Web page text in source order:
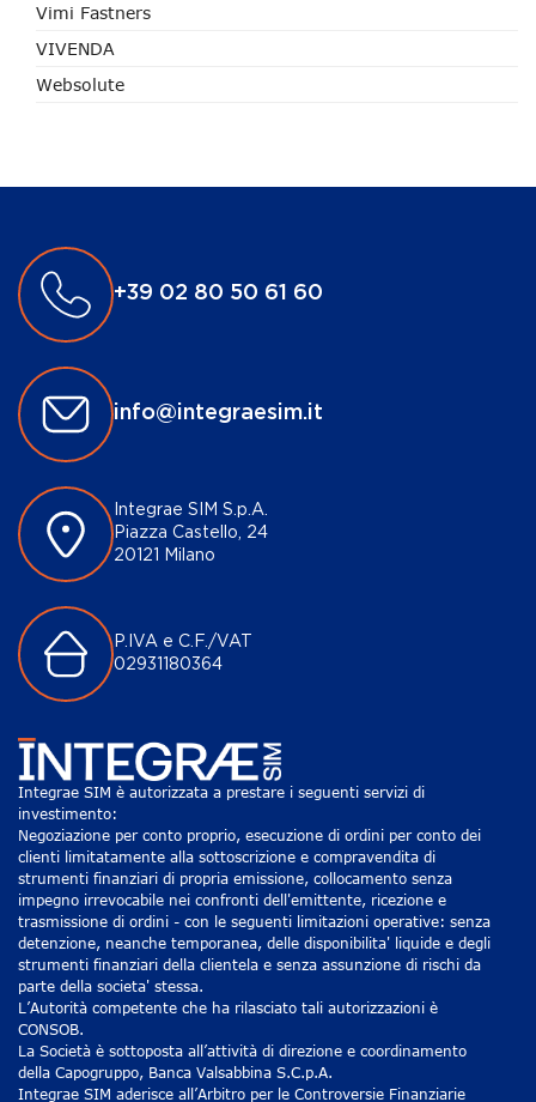
Vimi Fastners
VIVENDA
Websolute
+39 02 80 50 61 60
info@integraesim.it
Integrae SIM S.p.A.
Piazza Castello, 24
20121 Milano
P.IVA e C.F./VAT
02931180364
Integrae SIM è autorizzata a prestare i seguenti servizi di
investimento:
Negoziazione per conto proprio, esecuzione di ordini per conto dei
clienti limitatamente alla sottoscrizione e compravendita di
strumenti finanziari di propria emissione, collocamento senza
impegno irrevocabile nei confronti dell'emittente, ricezione e
trasmissione di ordini - con le seguenti limitazioni operative: senza
detenzione, neanche temporanea, delle disponibilita' liquide e degli
strumenti finanziari della clientela e senza assunzione di rischi da
parte della societa' stessa.
L’Autorità competente che ha rilasciato tali autorizzazioni è
CONSOB.
La Società è sottoposta all’attività di direzione e coordinamento
della Capogruppo, Banca Valsabbina S.C.p.A.
Integrae SIM aderisce all’Arbitro per le Controversie Finanziarie